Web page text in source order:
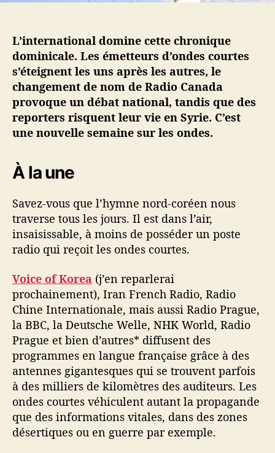
s
o
n
d
s
#
4
i
n
L’international domine cette chronique
dominicale. Les émetteurs d’ondes courtes
s’éteignent les uns après les autres, le
changement de nom de Radio Canada
provoque un débat national, tandis que des
reporters risquent leur vie en Syrie. C’est
une nouvelle semaine sur les ondes.
À la une
Savez-vous que l’hymne nord-coréen nous
traverse tous les jours. Il est dans l’air,
insaisissable, à moins de posséder un poste
radio qui reçoit les ondes courtes.
Voice of Korea (j’en reparlerai
prochainement), Iran French Radio, Radio
Chine Internationale, mais aussi Radio Prague,
la BBC, la Deutsche Welle, NHK World, Radio
Prague et bien d’autres* diffusent des
programmes en langue française grâce à des
antennes gigantesques qui se trouvent parfois
à des milliers de kilomètres des auditeurs. Les
ondes courtes véhiculent autant la propagande
que des informations vitales, dans des zones
désertiques ou en guerre par exemple.